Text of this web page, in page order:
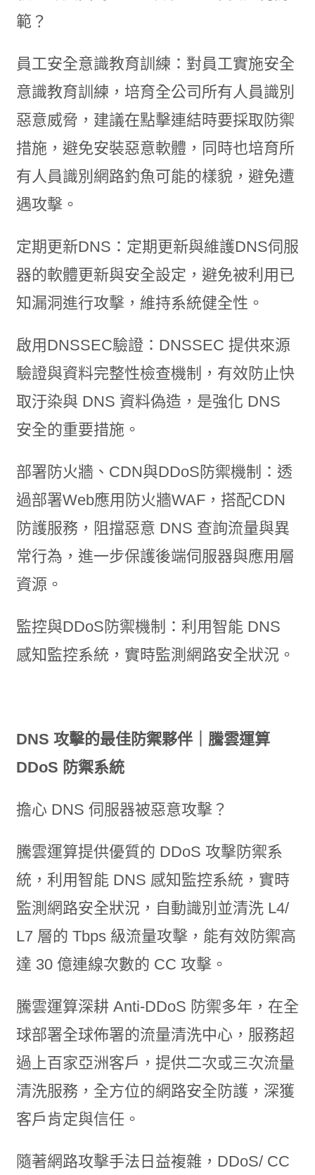
範？
員工安全意識教育訓練：對員工實施安全
意識教育訓練，培育全公司所有人員識別
惡意威脅，建議在點擊連結時要採取防禦
措施，避免安裝惡意軟體，同時也培育所
有人員識別網路釣魚可能的樣貌，避免遭
遇攻擊。
定期更新DNS：定期更新與維護DNS伺服
器的軟體更新與安全設定，避免被利用已
知漏洞進行攻擊，維持系統健全性。
啟用DNSSEC驗證：DNSSEC 提供來源
驗證與資料完整性檢查機制，有效防止快
取汙染與 DNS 資料偽造，是強化 DNS
安全的重要措施。
部署防火牆、CDN與DDoS防禦機制：透
過部署Web應用防火牆WAF，搭配CDN
防護服務，阻擋惡意 DNS 查詢流量與異
常行為，進一步保護後端伺服器與應用層
資源。
監控與DDoS防禦機制：利用智能 DNS
感知監控系統，實時監測網路安全狀況。
DNS 攻擊的最佳防禦夥伴｜騰雲運算
DDoS 防禦系統
擔心 DNS 伺服器被惡意攻擊？
騰雲運算提供優質的 DDoS 攻擊防禦系
統，利用智能 DNS 感知監控系統，實時
監測網路安全狀況，自動識別並清洗 L4/
L7 層的 Tbps 級流量攻擊，能有效防禦高
達 30 億連線次數的 CC 攻擊。
騰雲運算深耕 Anti-DDoS 防禦多年，在全
球部署全球佈署的流量清洗中心，服務超
過上百家亞洲客戶，提供二次或三次流量
清洗服務，全方位的網路安全防護，深獲
客戶肯定與信任。
隨著網路攻擊手法日益複雜，DDoS/ CC